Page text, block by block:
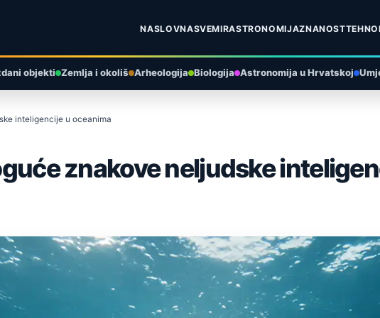
NASLOVNASVEMIRASTRONOMIJAZNANOST
objekti Zemlja i okoliš Arheologija Biologija Astronomija u Hrvatskoj
inteligencije u oceanima
znakove neljudske